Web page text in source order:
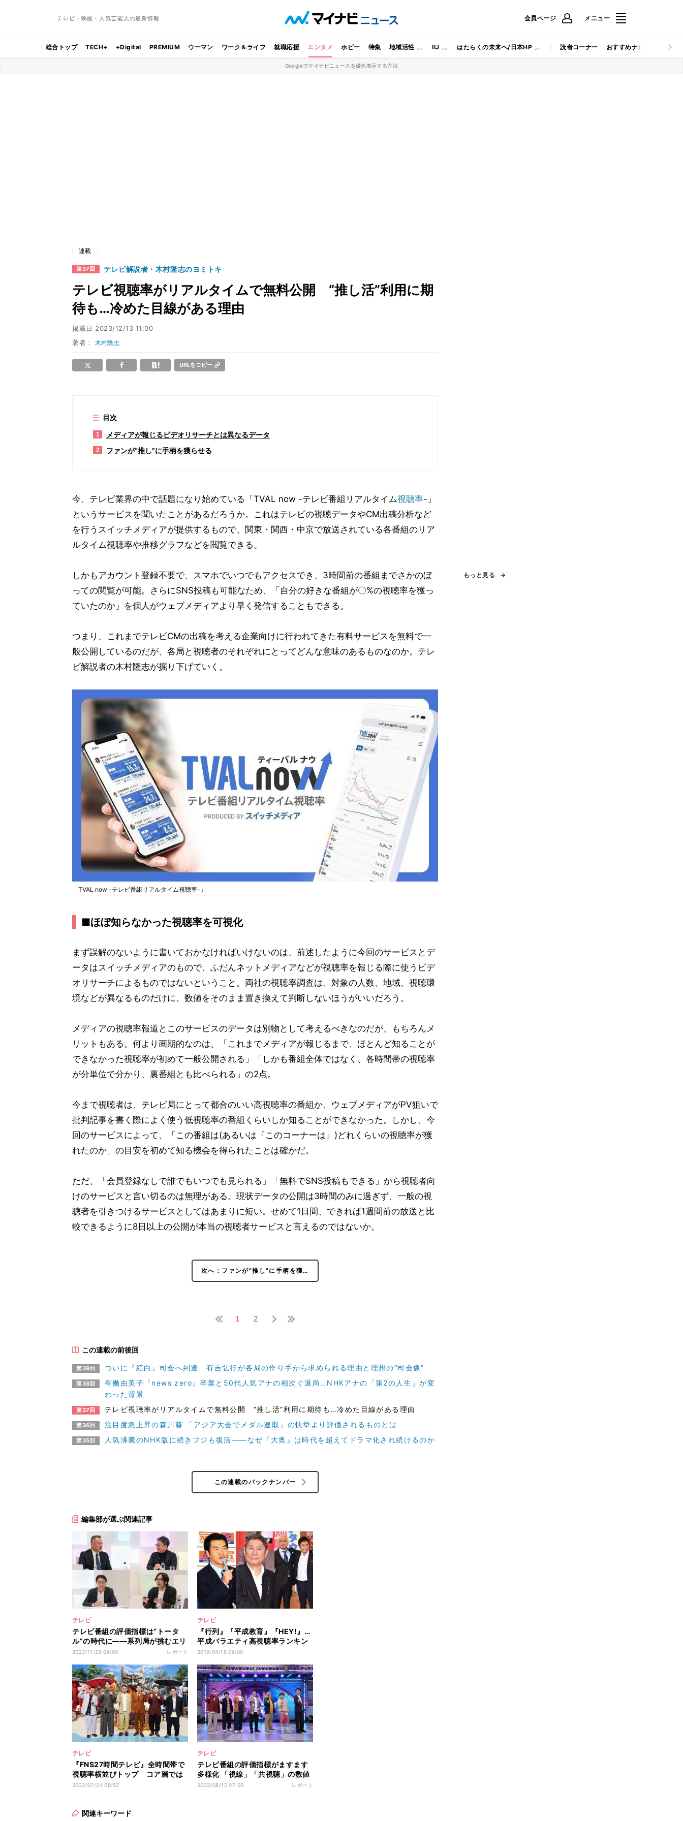
テレビ・映画・人気芸能人の最新情報 会員ページ メニュー
総合トップ TECH+ +Digital PREMIUM ウーマン ワーク＆ライフ 就職応援 エンタメ ホビー 特集 地域活性 IIJ はたらくの未来へ/日本HP 読者コーナー おすすめナビ マイナビ
Googleでマイナビニュースを優先表示する方法
連載
第37回 テレビ解説者・木村隆志のヨミトキ
テレビ視聴率がリアルタイムで無料公開 “推し活”利用に期
待も…冷めた目線がある理由
掲載日 2023/12/13 11:00
著者： 木村隆志
URLをコピー
目次
1 メディアが報じるビデオリサーチとは異なるデータ
2 ファンが“推し”に手柄を獲らせる
今、テレビ業界の中で話題になり始めている「TVAL now -テレビ番組リアルタイム視聴率-」
というサービスを聞いたことがあるだろうか。これはテレビの視聴データやCM出稿分析など
を行うスイッチメディアが提供するもので、関東・関西・中京で放送されている各番組のリア
ルタイム視聴率や推移グラフなどを閲覧できる。
しかもアカウント登録不要で、スマホでいつでもアクセスでき、3時間前の番組までさかのぼ
っての閲覧が可能。さらにSNS投稿も可能なため、「自分の好きな番組が〇%の視聴率を獲っ
ていたのか」を個人がウェブメディアより早く発信することもできる。
つまり、これまでテレビCMの出稿を考える企業向けに行われてきた有料サービスを無料で一
般公開しているのだが、各局と視聴者のそれぞれにとってどんな意味のあるものなのか。テレ
ビ解説者の木村隆志が掘り下げていく。
「TVAL now -テレビ番組リアルタイム視聴率-」
■ほぼ知らなかった視聴率を可視化
まず誤解のないように書いておかなければいけないのは、前述したように今回のサービスとデ
ータはスイッチメディアのもので、ふだんネットメディアなどが視聴率を報じる際に使うビデ
オリサーチによるものではないということ。両社の視聴率調査は、対象の人数、地域、視聴環
境などが異なるものだけに、数値をそのまま置き換えて判断しないほうがいいだろう。
メディアの視聴率報道とこのサービスのデータは別物として考えるべきなのだが、もちろんメ
リットもある。何より画期的なのは、「これまでメディアが報じるまで、ほとんど知ることが
できなかった視聴率が初めて一般公開される」「しかも番組全体ではなく、各時間帯の視聴率
が分単位で分かり、裏番組とも比べられる」の2点。
今まで視聴者は、テレビ局にとって都合のいい高視聴率の番組か、ウェブメディアがPV狙いで
批判記事を書く際によく使う低視聴率の番組くらいしか知ることができなかった。しかし、今
回のサービスによって、「この番組は(あるいは『このコーナーは』)どれくらいの視聴率が獲
れたのか」の目安を初めて知る機会を得られたことは確かだ。
ただ、「会員登録なしで誰でもいつでも見られる」「無料でSNS投稿もできる」から視聴者向
けのサービスと言い切るのは無理がある。現状データの公開は3時間のみに過ぎず、一般の視
聴者を引きつけるサービスとしてはあまりに短い。せめて1日間、できれば1週間前の放送と比
較できるように8日以上の公開が本当の視聴者サービスと言えるのではないか。
次へ：ファンが“推し”に手柄を獲…
1 2
この連載の前後回
第39回 ついに『紅白』司会へ到達 有吉弘行が各局の作り手から求められる理由と理想の“司会像”
第38回
有働由美子『news zero』卒業と50代人気アナの相次ぐ退局…NHKアナの「第2の人生」が変
わった背景
第37回 テレビ視聴率がリアルタイムで無料公開 “推し活”利用に期待も…冷めた目線がある理由
第36回 注目度急上昇の森川葵 「アジア大会でメダル連取」の快挙より評価されるものとは
第35回 人気沸騰のNHK版に続きフジも復活――なぜ『大奥』は時代を超えてドラマ化され続けるのか
この連載のバックナンバー
編集部が選ぶ関連記事
テレビ
テレビ番組の評価指標は“トータ
ル”の時代に――系列局が挑むエリ
ア外＆ローカルでのコンテンツ価
2023/11/29 06:00 レポート
テレビ
『行列』『平成教育』『HEY!』…
平成バラエティ高視聴率ランキン
グ
2019/04/15 06:00
テレビ
『FNS27時間テレビ』全時間帯で
視聴率横並びトップ コア層では
他局を圧倒
2023/07/24 08:52
テレビ
テレビ番組の評価指標がますます
多様化 「視線」「共視聴」の数値
化から見える傾向とは
2023/08/12 07:00 レポート
関連キーワード
もっと見る